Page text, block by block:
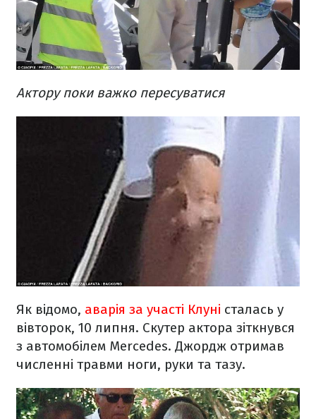
Актору поки важко пересуватися
Як відомо, аварія за участі Клуні сталась у
вівторок, 10 липня. Скутер актора зіткнувся
з автомобілем Mercedes. Джордж отримав
численні травми ноги, руки та тазу.